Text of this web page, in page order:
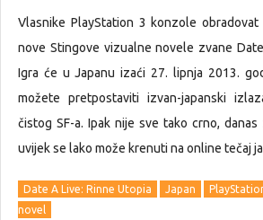
Vlasnike PlayStation 3 konzole
nove Stingove vizualne novele zvane
Igra će u Japanu izaći 27. lipnja 2013.
možete pretpostaviti izvan-japanski
čistog SF-a. Ipak nije sve tako crno,
uvijek se lako može krenuti na online tečaj
Date A Live: Rinne Utopia Japan
novel